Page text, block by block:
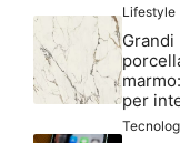
Lifestyle
per